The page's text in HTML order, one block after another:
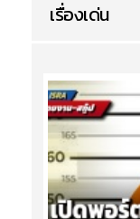
เรื่องเด่น